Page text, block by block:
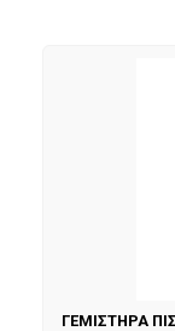
ΓΕΜΙΣΤΗΡΑ